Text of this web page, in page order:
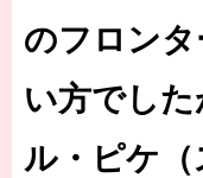
のフロン
い方でし
ル・ピケ